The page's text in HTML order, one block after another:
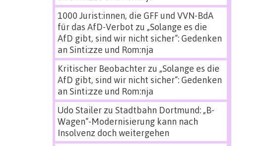
1000 Jurist:innen, die GFF und VVN-BdA
für das AfD-Verbot zu „Solange es die
AfD gibt, sind wir nicht sicher“: Gedenken
an Sinti:zze und Rom:nja
Kritischer Beobachterzu „Solange es die
AfD gibt, sind wir nicht sicher“: Gedenken
an Sinti:zze und Rom:nja
Udo Stailerzu Stadtbahn Dortmund: „B-
Wagen“-Modernisierung kann nach
Insolvenz doch weitergehen